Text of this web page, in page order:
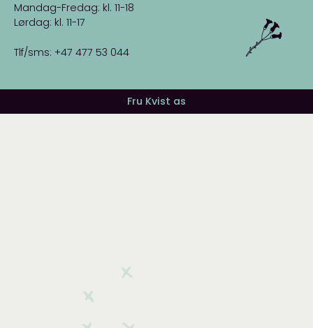
Mandag-Fredag: kl. 11-18
Lørdag: kl. 11-17
Tlf/sms: +47 477 53 044
Fru Kvist as